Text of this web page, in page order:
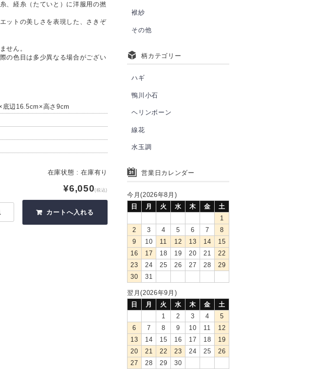
、経糸（たていと）に洋服用の撚
ットの美しさを表現した、さきぞ
せん。
の色目は多少異なる場合がござい
底辺16.5cm×高さ9cm
在庫状態 : 在庫有り
¥6,050(税込)
袱紗
その他
柄カテゴリー
ハギ
鴨川小石
ヘリンボーン
線花
水玉調
営業日カレンダー
今月(2026年8月)
日
月 火 水 木 金
土
1
2
3 4 5 6 7
8
9
10 11 12 13 14
15
16
17 18 19 20 21
22
23
24 25 26 27 28
29
30
31
翌月(2026年9月)
日
月 火 水 木 金
土
1
2 3 4
5
6
7 8 9 10 11
12
13
14 15 16 17 18
19
20
21 22 23 24 25
26
27
28 29 30